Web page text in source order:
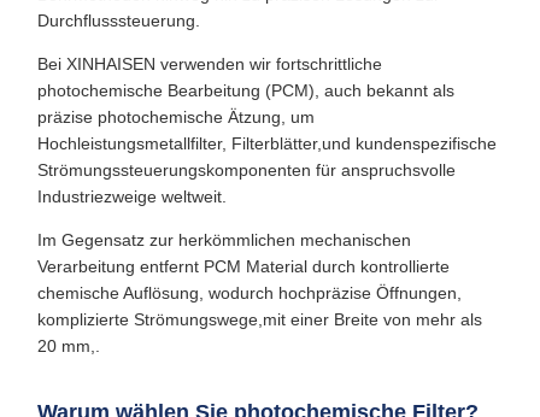
Durchflusssteuerung.
Bei XINHAISEN verwenden wir fortschrittliche
photochemische Bearbeitung (PCM), auch bekannt als
präzise photochemische Ätzung, um
Hochleistungsmetallfilter, Filterblätter,und kundenspezifische
Strömungssteuerungskomponenten für anspruchsvolle
Industriezweige weltweit.
Im Gegensatz zur herkömmlichen mechanischen
Verarbeitung entfernt PCM Material durch kontrollierte
chemische Auflösung, wodurch hochpräzise Öffnungen,
komplizierte Strömungswege,mit einer Breite von mehr als
20 mm,.
Warum wählen Sie photochemische Filter?